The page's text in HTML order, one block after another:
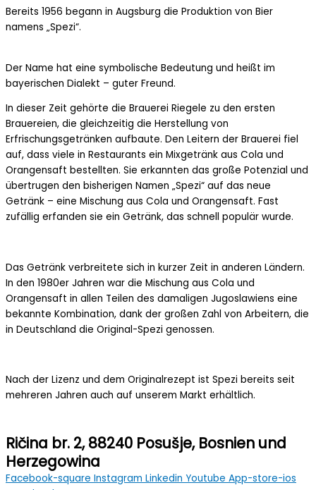
Bereits 1956 begann in Augsburg die Produktion von Bier
namens „Spezi“.
Der Name hat eine symbolische Bedeutung und heißt im
bayerischen Dialekt – guter Freund.
In dieser Zeit gehörte die Brauerei Riegele zu den ersten
Brauereien, die gleichzeitig die Herstellung von
Erfrischungsgetränken aufbaute. Den Leitern der Brauerei fiel
auf, dass viele in Restaurants ein Mixgetränk aus Cola und
Orangensaft bestellten. Sie erkannten das große Potenzial und
übertrugen den bisherigen Namen „Spezi“ auf das neue
Getränk – eine Mischung aus Cola und Orangensaft. Fast
zufällig erfanden sie ein Getränk, das schnell populär wurde.
Das Getränk verbreitete sich in kurzer Zeit in anderen Ländern.
In den 1980er Jahren war die Mischung aus Cola und
Orangensaft in allen Teilen des damaligen Jugoslawiens eine
bekannte Kombination, dank der großen Zahl von Arbeitern, die
in Deutschland die Original-Spezi genossen.
Nach der Lizenz und dem Originalrezept ist Spezi bereits seit
mehreren Jahren auch auf unserem Markt erhältlich.
Ričina br. 2, 88240 Posušje, Bosnien und
Herzegowina
Facebook-square Instagram Linkedin Youtube App-store-ios